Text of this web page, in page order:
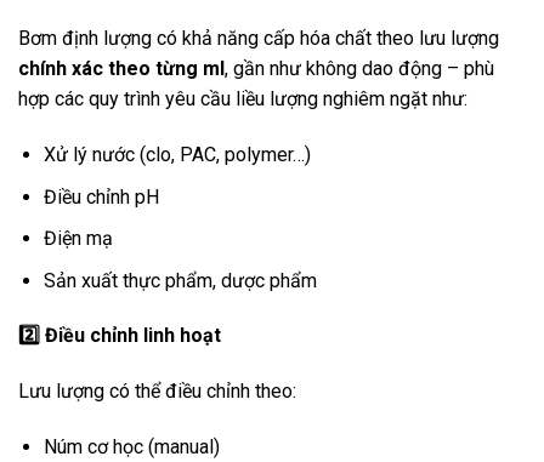
Bơm định lượng có khả năng cấp hóa chất theo lưu lượng
chính xác theo từng ml, gần như không dao động – phù
hợp các quy trình yêu cầu liều lượng nghiêm ngặt như:
Xử lý nước (clo, PAC, polymer…)
Điều chỉnh pH
Điện mạ
Sản xuất thực phẩm, dược phẩm
2️ Điều chỉnh linh hoạt
Lưu lượng có thể điều chỉnh theo:
Núm cơ học (manual)